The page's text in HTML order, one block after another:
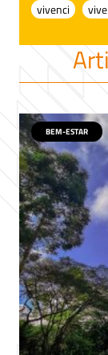
vivenci
BEM-ESTAR